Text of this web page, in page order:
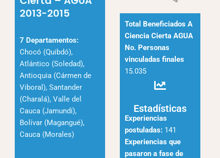
2013-2015
7 Departamentos:
Chocó (Quibdó),
Atlántico (Soledad),
Antioquia (Cármen de
Viboral), Santander
(Charalá), Valle del
Cauca (Jamundí),
Bolívar (Magangué),
Cauca (Morales)
Total Beneficiados A
Ciencia Cierta AGUA
No. Personas
vinculadas finales
15.035
Estadísticas
Experiencias
postuladas: 141
Experiencias que
pasaron a fase de